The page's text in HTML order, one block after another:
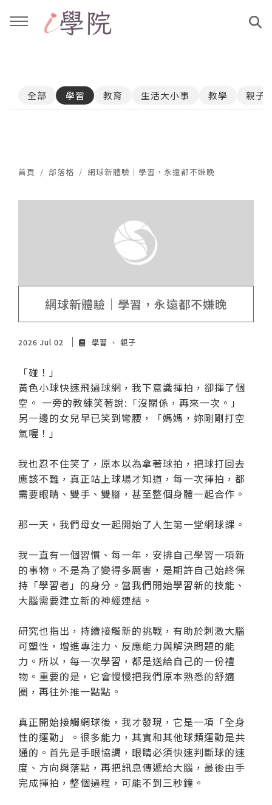
課程介紹
親子共學
公益講座
文章與影音作品
YouTube
媒體報導
全部 學習 教育 生活大小事 教學 親子
首頁 部落格 網球新體驗｜學習，永遠都不嫌晚
網球新體驗｜學習，永遠都不嫌晚
2026 Jul 02 學習 親子
「碰！」
黃色小球快速飛過球網，我下意識揮拍，卻揮了個
空。 一旁的教練笑著說:「沒關係，再來一次。」
另一邊的女兒早已笑到彎腰，「媽媽，妳剛剛打空
氣喔！」
我也忍不住笑了，原本以為拿著球拍，把球打回去
應該不難，真正站上球場才知道，每一次揮拍，都
需要眼睛、雙手、雙腳，甚至整個身體一起合作。
那一天，我們母女一起開始了人生第一堂網球課。
我一直有一個習慣、每一年，安排自己學習一項新
的事物。不是為了變得多厲害，是期許自己始終保
持「學習者」的身分。當我們開始學習新的技能、
大腦需要建立新的神經連結。
研究也指出，持續接觸新的挑戰，有助於刺激大腦
可塑性，增進專注力、反應能力與解決問題的能
力。所以，每一次學習，都是送給自己的一份禮
物。重要的是，它會慢慢把我們原本熟悉的舒適
圈，再往外推一點點。
真正開始接觸網球後，我才發現，它是一項「全身
性的運動」。很多能力，其實和其他球類運動是共
通的。首先是手眼協調，眼睛必須快速判斷球的速
度、方向與落點，再把訊息傳遞給大腦，最後由手
完成揮拍，整個過程，可能不到三秒鐘。